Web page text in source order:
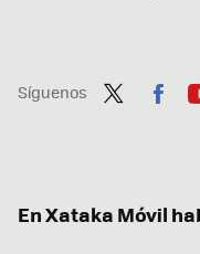
Síguenos
En Xataka Móvil